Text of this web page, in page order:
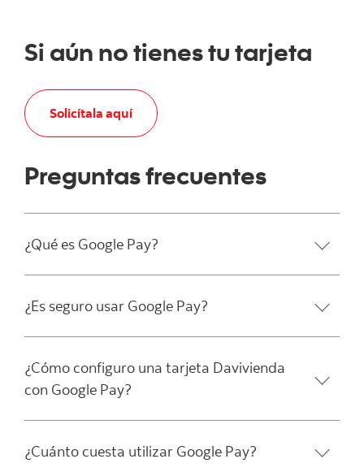
Si aún no tienes tu tarjeta
Solicítala aquí
Preguntas frecuentes
¿Qué es Google Pay?
¿Es seguro usar Google Pay?
¿Cómo configuro una tarjeta Davivienda
con Google Pay?
¿Cuánto cuesta utilizar Google Pay?